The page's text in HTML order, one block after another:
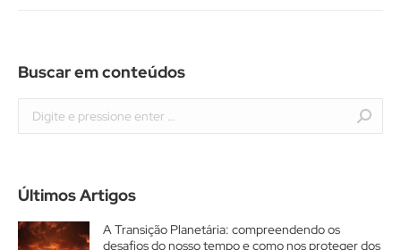
Buscar em conteúdos
Últimos Artigos
A Transição Planetária: compreendendo os
desafios do nosso tempo e como nos proteger dos